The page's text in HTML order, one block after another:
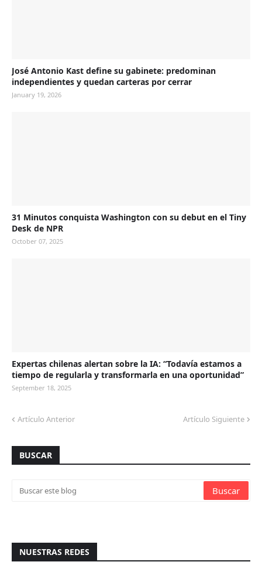
José Antonio Kast define su gabinete: predominan
independientes y quedan carteras por cerrar
January 19, 2026
31 Minutos conquista Washington con su debut en el Tiny
Desk de NPR
October 07, 2025
Expertas chilenas alertan sobre la IA: “Todavía estamos a
tiempo de regularla y transformarla en una oportunidad”
September 18, 2025
Artículo Anterior Artículo Siguiente
BUSCAR
NUESTRAS REDES